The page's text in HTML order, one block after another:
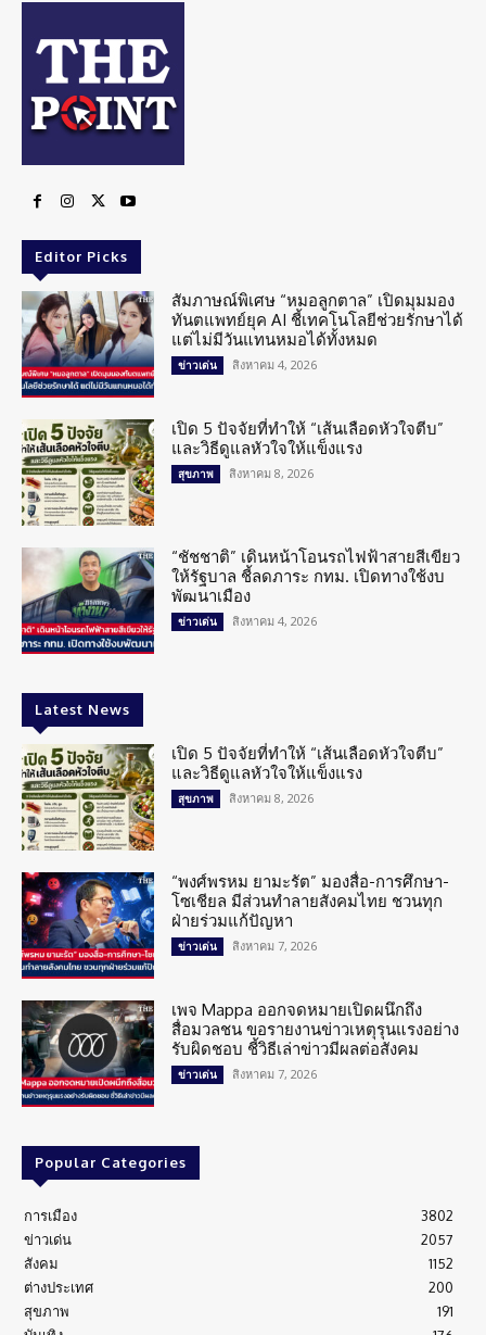
Editor Picks
สัมภาษณ์พิเศษ “หมอลูกตาล” เปิดมุมมอง
ทันตแพทย์ยุค AI ชี้เทคโนโลยีช่วยรักษาได้
แต่ไม่มีวันแทนหมอได้ทั้งหมด
ข่าวเด่น สิงหาคม 4, 2026
เปิด 5 ปัจจัยที่ทำให้ “เส้นเลือดหัวใจตีบ”
และวิธีดูแลหัวใจให้แข็งแรง
สุขภาพ สิงหาคม 8, 2026
“ชัชชาติ” เดินหน้าโอนรถไฟฟ้าสายสีเขียว
ให้รัฐบาล ชี้ลดภาระ กทม. เปิดทางใช้งบ
พัฒนาเมือง
ข่าวเด่น สิงหาคม 4, 2026
Latest News
เปิด 5 ปัจจัยที่ทำให้ “เส้นเลือดหัวใจตีบ”
และวิธีดูแลหัวใจให้แข็งแรง
สุขภาพ สิงหาคม 8, 2026
“พงศ์พรหม ยามะรัต” มองสื่อ-การศึกษา-
โซเชียล มีส่วนทำลายสังคมไทย ชวนทุก
ฝ่ายร่วมแก้ปัญหา
ข่าวเด่น สิงหาคม 7, 2026
เพจ Mappa ออกจดหมายเปิดผนึกถึง
สื่อมวลชน ขอรายงานข่าวเหตุรุนแรงอย่าง
รับผิดชอบ ชี้วิธีเล่าข่าวมีผลต่อสังคม
ข่าวเด่น สิงหาคม 7, 2026
Popular Categories
การเมือง
3802
ข่าวเด่น
2057
สังคม
1152
ต่างประเทศ
200
สุขภาพ
191